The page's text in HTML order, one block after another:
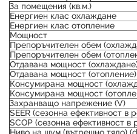
Продуктът е
За помещения (кв.м.)
Енергиен клас охлаждане
Енергиен клас отопление
Мощност
Препоръчителен обем
Препоръчителен обем
Отдавана мощност
Отдавана мощност
Консумирана мощност
Консумирана мощност
Захранващо напрежение (V)
SEER (сезонна ефективност
SCOP (сезонна ефективност